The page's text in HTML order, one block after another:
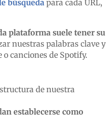
búsqueda para cada URL,
plataforma suele tener su
nuestras palabras clave y
canciones de Spotify.
de nuestra
establecerse como